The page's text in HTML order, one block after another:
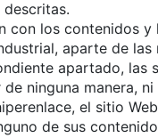
con los contenidos y
aparte de las
apartado, las
ninguna manera, ni
el sitio
de sus